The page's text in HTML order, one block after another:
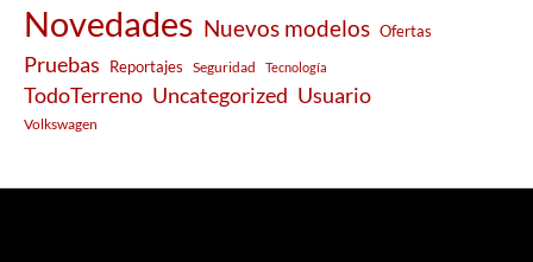
Novedades Nuevos modelos Ofertas
Pruebas Reportajes Seguridad Tecnología
TodoTerreno Uncategorized Usuario
Volkswagen